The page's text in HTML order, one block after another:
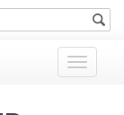
Показать
меню